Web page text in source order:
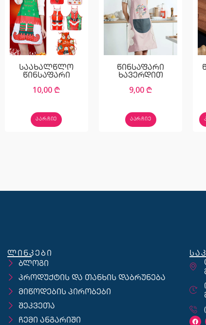
საახალწლო
წინსაფარი
10,00 ₾
ᲐᲐᲠᲩᲘᲔ
წინსაფარი
ხავერდით
9,00 ₾
ᲐᲐᲠᲩᲘᲔ
ლინკები
ბლოგი
პროდუქტის და თანხის დაბრუნება
მიწოდების პირობები
შეკვეთა
ჩემი ანგარიში